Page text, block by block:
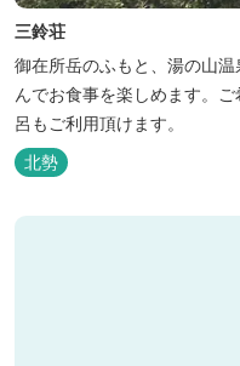
三鈴荘
御在所岳のふもと、湯の山
んでお食事を楽しめます。
呂もご利用頂けます。
北勢